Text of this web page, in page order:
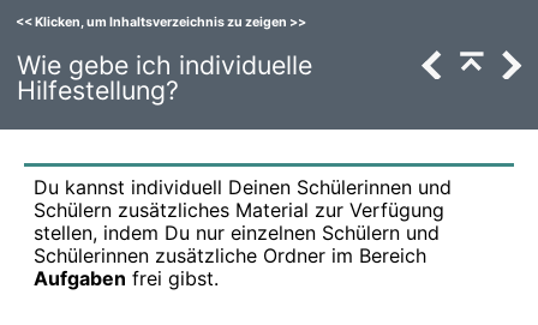
<<Klicken, um Inhaltsverzeichnis zu zeigen >>
Wie gebe ich individuelle
Hilfestellung?
Du kannst individuell Deinen Schülerinnen und
Schülern zusätzliches Material zur Verfügung
stellen, indem Du nur einzelnen Schülern und
Schülerinnen zusätzliche Ordner im Bereich
Aufgaben frei gibst.